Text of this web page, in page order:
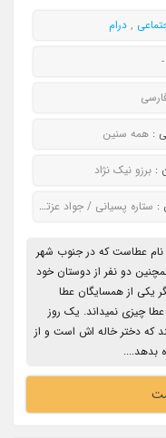
, درام
-
: همه سنین
: برزو نیک نژاد
: ستاره پسیانی / جواد عزتی / هادی حجازی فر
نام عطاست که در جنوب شهر
دو نفر از دوستان خود
یکی از همسایگان عطا
چیزی نمیداند. یک روز
که دختر خاله اش است و از
بدهد....